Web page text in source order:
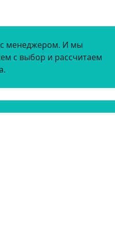
с менеджером. И мы
с выбор и рассчитаем